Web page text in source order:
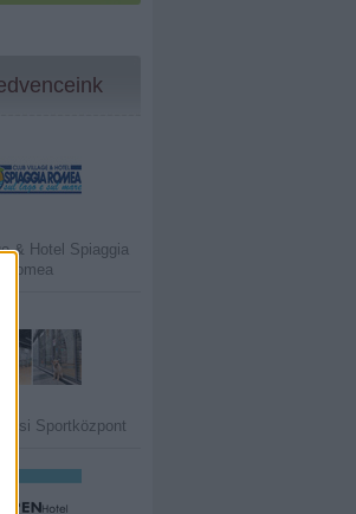
& Hotel Spiaggia
Romea
Sportközpont